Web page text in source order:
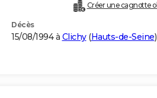
Créer une cagnotte
Décès
15/08/1994 à Clichy(Hauts-de-Seine)